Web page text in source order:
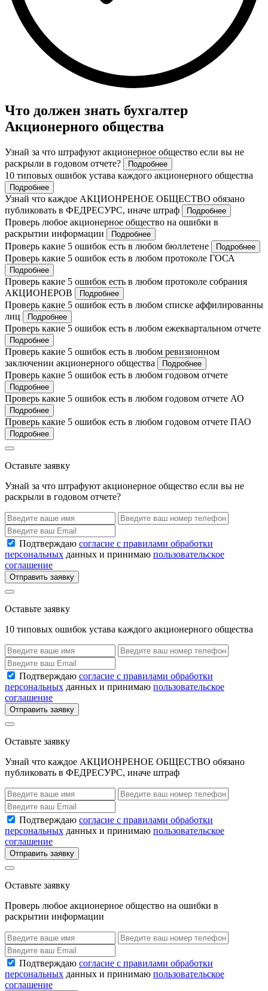
Что должен знать бухгалтер
Акционерного общества
Узнай за что штрафуют акционерное общество если вы не
раскрыли в годовом отчете?
Подробнее
10 типовых ошибок устава каждого акционерного общества
Подробнее
Узнай что каждое АКЦИОНРЕНОЕ ОБЩЕСТВО обязано
публиковать в ФЕДРЕСУРС, иначе штраф
Подробнее
Проверь любое акционерное общество на ошибки в
раскрытии информации
Подробнее
Проверь какие 5 ошибок есть в любом бюллетене Подробнее
Проверь какие 5 ошибок есть в любом протоколе ГОСА
Подробнее
Проверь какие 5 ошибок есть в любом протоколе собрания
АКЦИОНЕРОВ
Подробнее
Проверь какие 5 ошибок есть в любом списке аффилированны
лиц
Подробнее
Проверь какие 5 ошибок есть в любом ежеквартальном отчете
Подробнее
Проверь какие 5 ошибок есть в любом ревизионном
заключении акционерного общества
Подробнее
Проверь какие 5 ошибок есть в любом годовом отчете
Подробнее
Проверь какие 5 ошибок есть в любом годовом отчете АО
Подробнее
Проверь какие 5 ошибок есть в любом годовом отчете ПАО
Подробнее
Оставьте заявку
Узнай за что штрафуют акционерное общество если вы не
раскрыли в годовом отчете?
Подтверждаю согласие с правилами обработки
персональных данных и принимаю пользовательское
соглашение
Отправить заявку
Оставьте заявку
10 типовых ошибок устава каждого акционерного общества
Подтверждаю согласие с правилами обработки
персональных данных и принимаю пользовательское
соглашение
Отправить заявку
Оставьте заявку
Узнай что каждое АКЦИОНРЕНОЕ ОБЩЕСТВО обязано
публиковать в ФЕДРЕСУРС, иначе штраф
Подтверждаю согласие с правилами обработки
персональных данных и принимаю пользовательское
соглашение
Отправить заявку
Оставьте заявку
Проверь любое акционерное общество на ошибки в
раскрытии информации
Подтверждаю согласие с правилами обработки
персональных данных и принимаю пользовательское
соглашение